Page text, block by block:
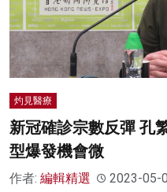
名家榜
灼見活動
灼見醫療
新冠確診宗數反彈 孔
型爆發機會微
作者: 編輯精選 2023-05-